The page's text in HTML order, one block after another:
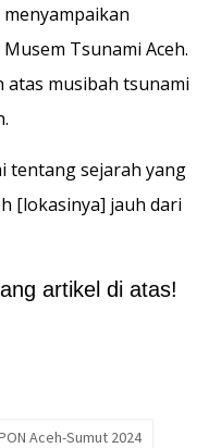
Tsunami Aceh.
musibah tsunami
tentang sejarah yang
[lokasinya] jauh dari
artikel di atas!
Aceh-Sumut 2024